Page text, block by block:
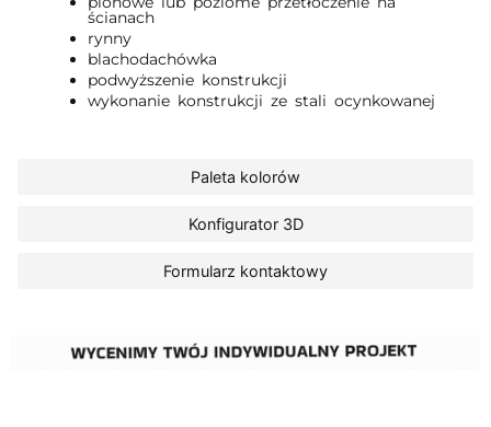
Paleta kolorów
Konfigurator 3D
Formularz kontaktowy
ścianach
rynny
blachodachówka
podwyższenie konstrukcji
wykonanie konstrukcji ze stali ocynkowanej